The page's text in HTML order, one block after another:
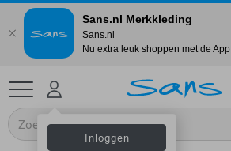
Inloggen
Sans.nl Merkkleding
Sans.nl
Nu extra leuk shoppen met de App.